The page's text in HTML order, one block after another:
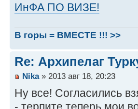
ИнФА ПО ВИЗЕ!
В горы = ВМЕСТЕ !!! >>
Re: Архипелаг
Nika» 2013 авг 18, 20:23
Ну все! Согласились